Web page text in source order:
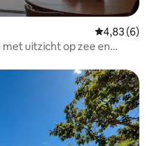
Gemiddelde
4,83 (6)
met uitzicht op zee en